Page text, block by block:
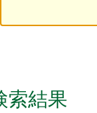
索結果